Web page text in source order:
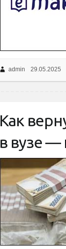
admin 29.05.2025
Как
в вузе